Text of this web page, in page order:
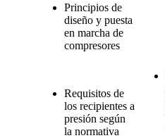
Principios de
diseño y puesta
en marcha de
compresores
Requisitos de
los recipientes a
presión según
la normativa